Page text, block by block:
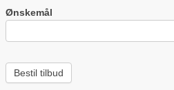
Ønskemål
Bestil tilbud